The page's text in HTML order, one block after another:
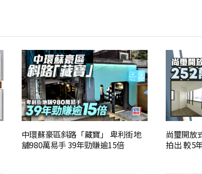
中環蘇豪區斜路「藏寶」 卑利街地
舖980萬易手 39年勁賺逾15倍
尚璽開放
拍出 較5